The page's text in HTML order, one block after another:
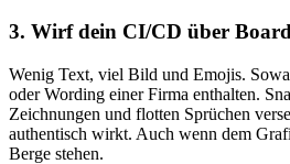
3. Wirf dein CI/CD über Board
Wenig Text, viel Bild und Emojis.
oder Wording einer Firma enthalten.
Zeichnungen und flotten Sprüchen
authentisch wirkt. Auch wenn dem
Berge stehen.